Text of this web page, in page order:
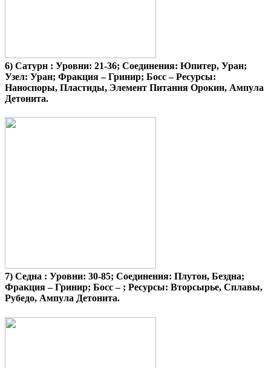
6) Сатурн : Уровни: 21-36; Соединения: Юпитер, Уран;
Узел: Уран; Фракция – Гринир; Босс – Ресурсы:
Наноспоры, Пластиды, Элемент Питания Орокин, Ампула
Детонита.
7) Седна : Уровни: 30-85; Соединения: Плутон, Бездна;
Фракция – Гринир; Босс – ; Ресурсы: Вторсырье, Сплавы,
Рубедо, Ампула Детонита.